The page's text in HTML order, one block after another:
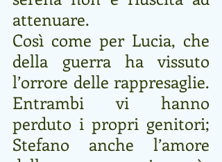
attenuare.
Così come per Lucia, che
della guerra ha vissuto
l’orrore delle rappresaglie.
Entrambi vi hanno
perduto i propri genitori;
Stefano anche l’amore